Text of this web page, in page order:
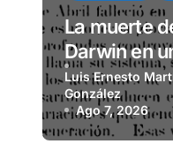
La muerte
Darwin en
revista
Luis Ernesto
González
Ago 7, 2026